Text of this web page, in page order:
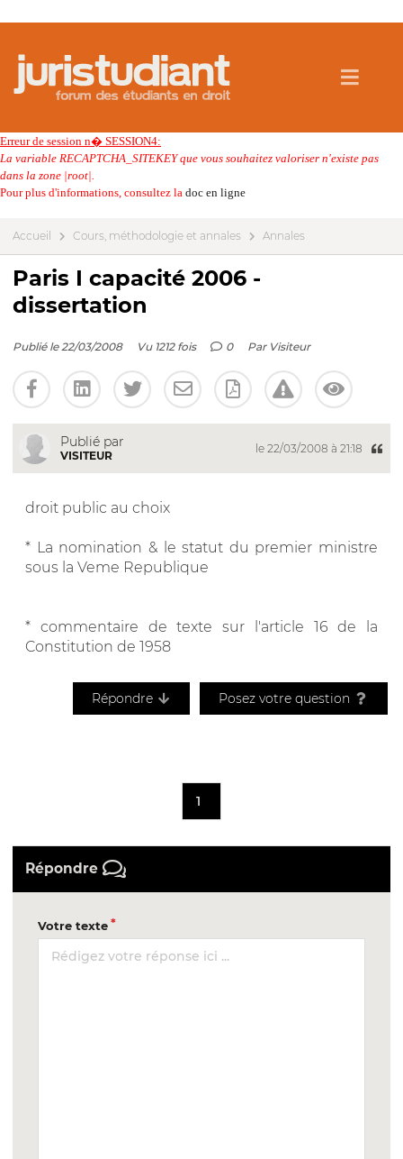
Erreur de session n� SESSION4:
La variable RECAPTCHA_SITEKEY que vous souhaitez valoriser n'existe pas
dans la zone |root|.
Pour plus d'informations, consultez la doc en ligne
Accueil Cours, méthodologie et annales Annales
Paris I capacité 2006 -
dissertation
Publié le 22/03/2008 Vu 1212 fois 0 Par Visiteur
Publié par
VISITEUR
le 22/03/2008 à 21:18
droit public au choix
* La nomination & le statut du premier ministre
sous la Veme Republique
* commentaire de texte sur l'article 16 de la
Constitution de 1958
Répondre Posez votre question
1
Répondre
Votre texte